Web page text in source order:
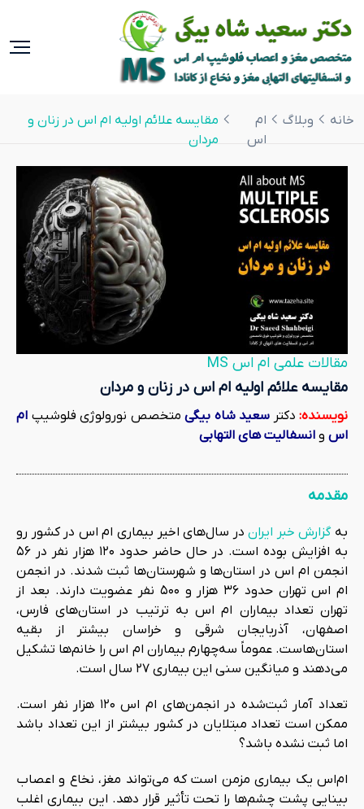
مقایسه علائم اولیه ام اس در زنان و
مردان
ام
اس
وبلاگ خانه
مقالات علمی ام اس MS
مقایسه علائم اولیه ام اس در زنان و مردان
نویسنده: دکتر سعید شاه بیگی متخصص نورولوژی فلوشیپ ام
اس و انسفالیت های التهابی
مقدمه
بهگزارش خبر ایراندر سال‌های اخیر بیماری ام اس در کشور رو
به افزایش بوده است. در حال حاضر حدود ۱۲۰ هزار نفر در ۵۶
انجمن ام اس در استان‌ها و شهرستان‌ها ثبت شدند. در انجمن
ام اس تهران حدود ۳۶ هزار و ۵۰۰ نفر عضویت دارند. بعد از
تهران تعداد بیماران ام اس به ترتیب در استان‌های فارس،
اصفهان، آذربایجان شرقی و خراسان بیشتر از بقیه
استان‌هاست. عموماً سه‌چهارم بیماران ام اس را خانم‌ها تشکیل
می‌دهند و میانگین سنی این بیماری ۲۷ سال است.
تعداد آمار ثبت‌شده در انجمن‌های ام اس ۱۲۰ هزار نفر است.
ممکن است تعداد مبتلایان در کشور بیشتر از این تعداد باشد
اما ثبت نشده باشد؟
ام‌اس یک بیماری مزمن است که می‌تواند مغز، نخاع و اعصاب
بینایی پشت چشم‌ها را تحت تأثیر قرار دهد. این بیماری اغلب